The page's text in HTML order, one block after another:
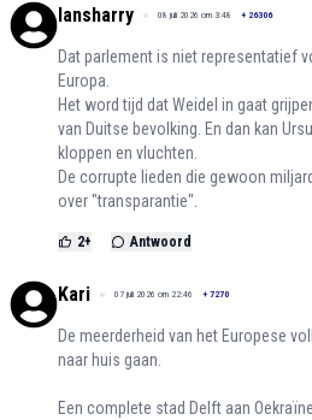
lansharry 08 juli 2026 om 3:48 + 26306
Dat parlement is niet representatief
Europa.
Het word tijd dat Weidel in gaat
van Duitse bevolking. En dan kan
kloppen en vluchten.
De corrupte lieden die gewoon
over "transparantie".
2+ Antwoord
Kari 07 juli 2026 om 22:46 + 7270
De meerderheid van het Europese
naar huis gaan.
Een complete stad Delft aan